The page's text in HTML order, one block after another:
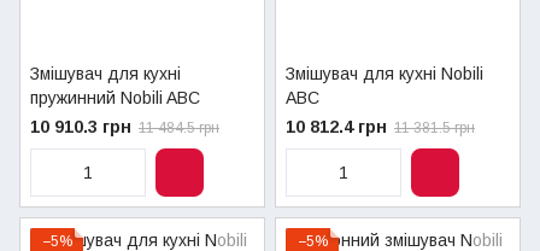
Змішувач для кухні
пружинний Nobili ABC
10 910.3 грн 11 484.5 грн
Змішувач для кухні Nobili
ABC
10 812.4 грн 11 381.5 грн
−5% −5%